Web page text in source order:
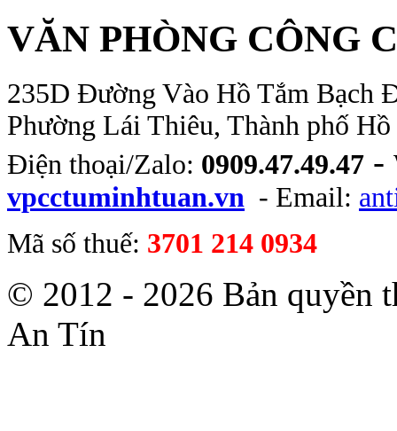
VĂN PHÒNG CÔNG
235D Đường Vào Hồ Tắm Bạch
Phường Lái Thiêu, Thành phố
Điện thoại/Zalo: 0909.47.49.47 -
vpcctuminhtuan.vn - Email:
Mã số thuế: 3701 214 0934
© 2012 - 2026 Bản quyền
An Tín